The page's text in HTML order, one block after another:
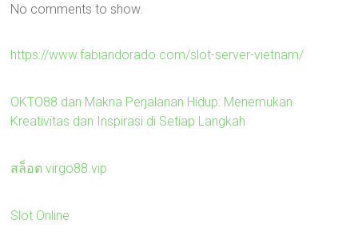
No comments to show.
https://www.fabiandorado.com/slot-server-vietnam/
OKTO88 dan Makna Perjalanan Hidup: Menemukan
Kreativitas dan Inspirasi di Setiap Langkah
สล็อต virgo88.vip
Slot Online